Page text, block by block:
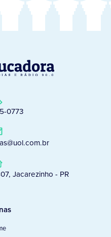
0773
Jacarezinho - PR